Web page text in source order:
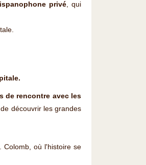
privé, qui
de rencontre avec les
découvrir les grandes
Colomb, où l'histoire se